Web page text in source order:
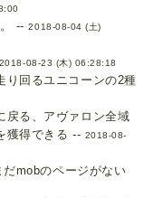
。 --2018-08-04 (土)
2018-08-23 (木) 06:28:18
り回るユニコーンの2種
戻る、アヴァロン全域
獲得できる -- 2018-08-
mobのページがない